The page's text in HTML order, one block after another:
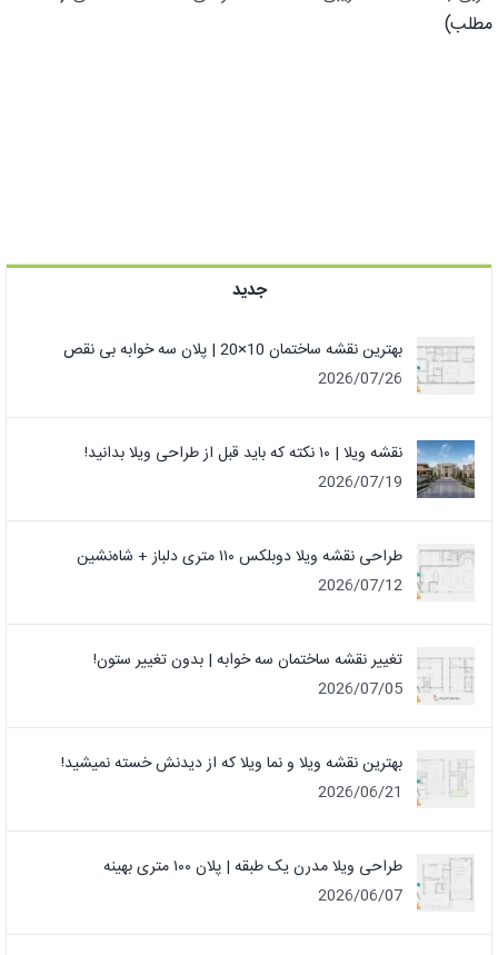
مطلب)
جدید
بهترین نقشه ساختمان 10×20 | پلان سه خوابه بی نقص
2026/07/26
نقشه ویلا | ۱۰ نکته که باید قبل از طراحی ویلا بدانید!
2026/07/19
طراحی نقشه ویلا دوبلکس ۱۱۰ متری دلباز + شاه‌نشین
2026/07/12
تغییر نقشه ساختمان سه خوابه | بدون تغییر ستون!
2026/07/05
بهترین نقشه ویلا و نما ویلا که از دیدنش خسته نمیشید!
2026/06/21
طراحی ویلا مدرن یک‌ طبقه | پلان ۱۰۰ متری بهینه
2026/06/07